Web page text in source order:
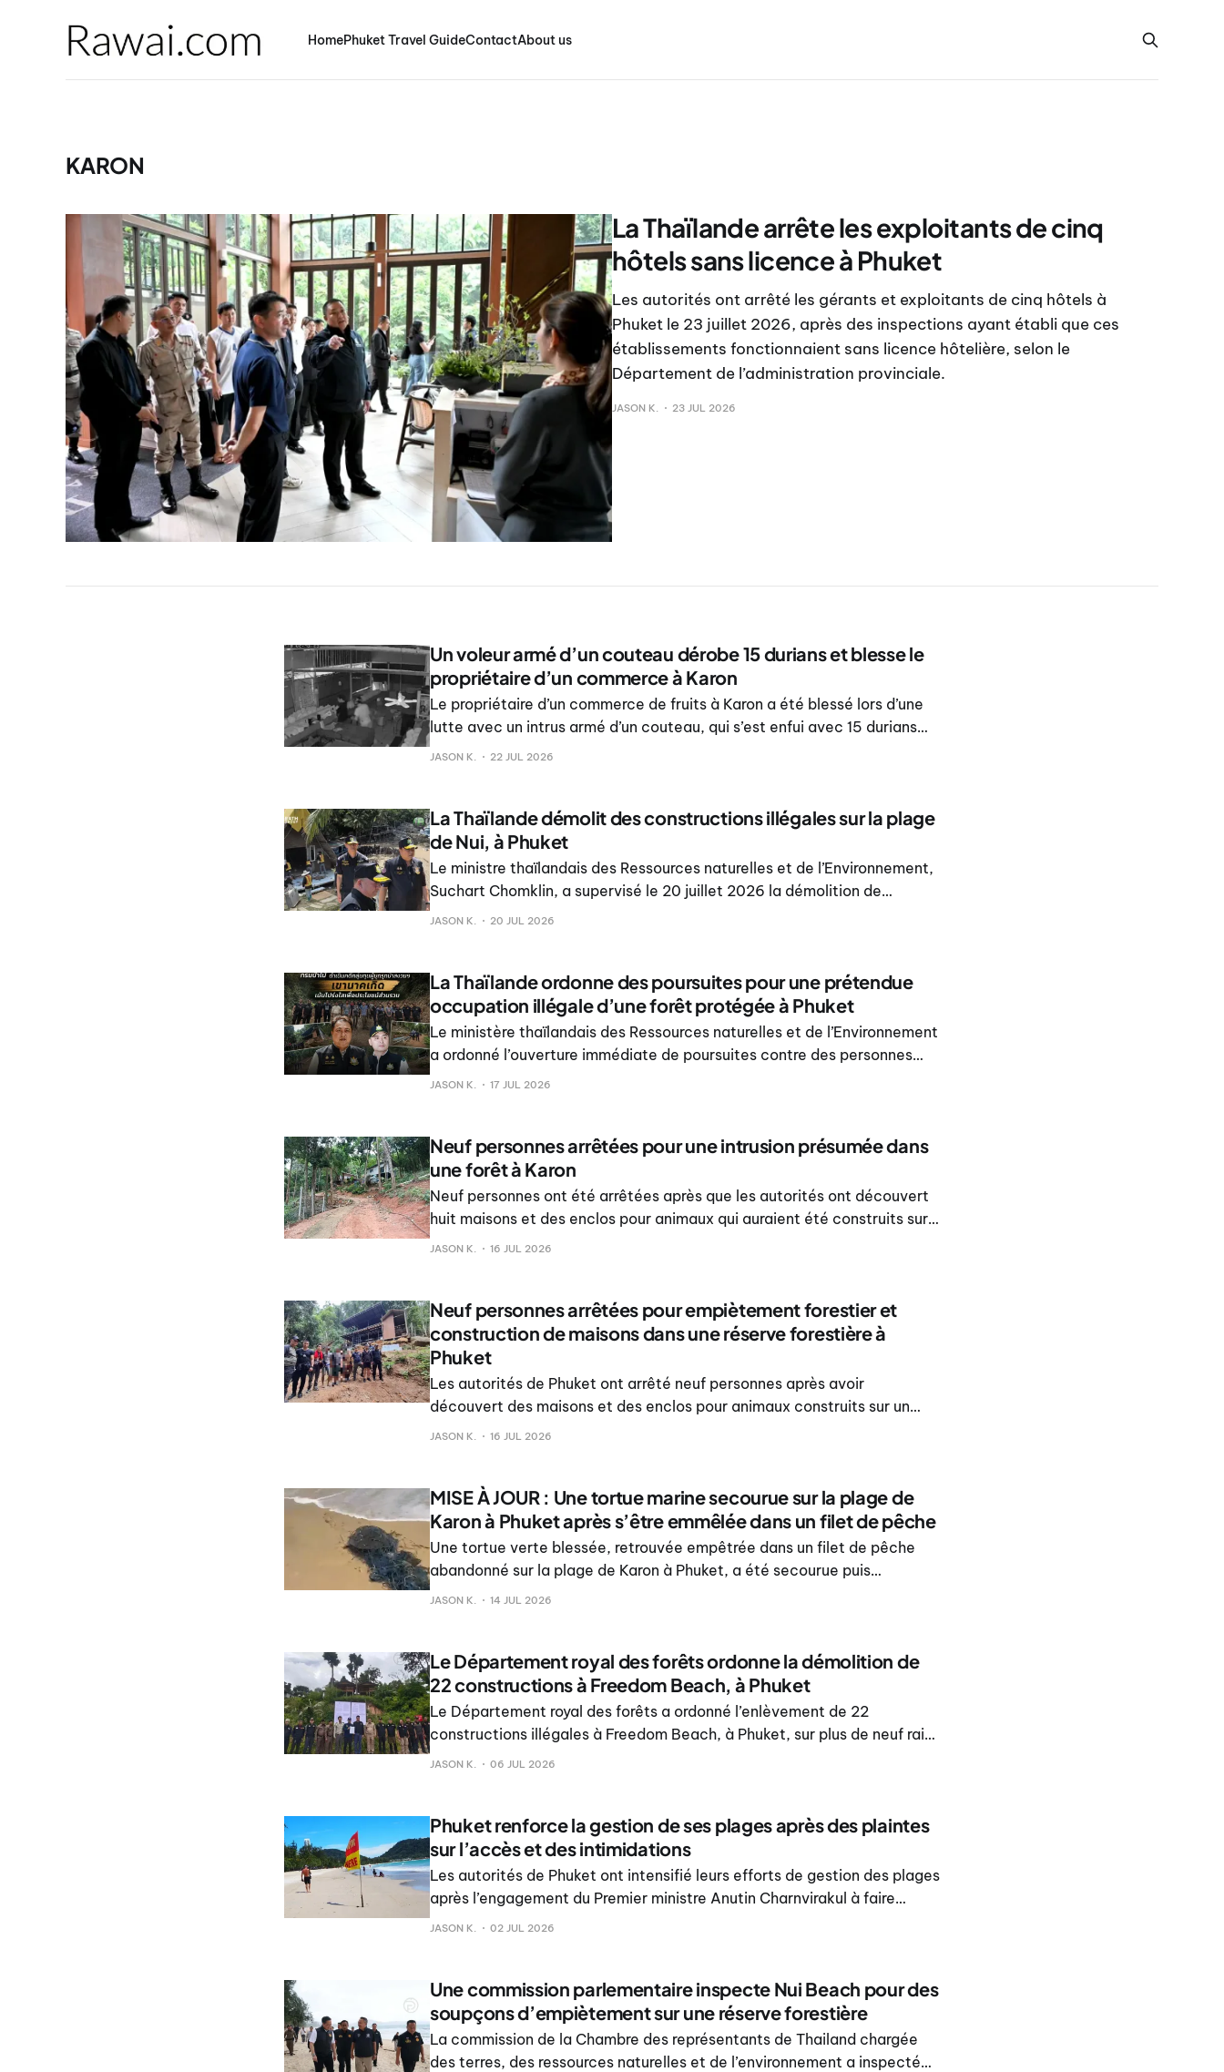
HomePhuket Travel GuideContactAbout us
KARON
La Thaïlande arrête les exploitants de cinq
hôtels sans licence à Phuket
Les autorités ont arrêté les gérants et exploitants de cinq hôtels à
Phuket le 23 juillet 2026, après des inspections ayant établi que ces
établissements fonctionnaient sans licence hôtelière, selon le
Département de l’administration provinciale.
JASON K. 23 JUL 2026
Un voleur armé d’un couteau dérobe 15 durians et blesse le
propriétaire d’un commerce à Karon
Le propriétaire d’un commerce de fruits à Karon a été blessé lors d’une
lutte avec un intrus armé d’un couteau, qui s’est enfui avec 15 durians
premium Monthong d’une valeur d’environ 4 000 bahts, selon les
JASON K. 22 JUL 2026
La Thaïlande démolit des constructions illégales sur la plage
de Nui, à Phuket
Le ministre thaïlandais des Ressources naturelles et de l’Environnement,
Suchart Chomklin, a supervisé le 20 juillet 2026 la démolition de
constructions illégales sur la plage de Nui, à Karon, Phuket, dans le
JASON K. 20 JUL 2026
La Thaïlande ordonne des poursuites pour une prétendue
occupation illégale d’une forêt protégée à Phuket
Le ministère thaïlandais des Ressources naturelles et de l’Environnement
a ordonné l’ouverture immédiate de poursuites contre des personnes
accusées d’avoir défriché et construit sur des terres forestières
JASON K. 17 JUL 2026
Neuf personnes arrêtées pour une intrusion présumée dans
une forêt à Karon
Neuf personnes ont été arrêtées après que les autorités ont découvert
huit maisons et des enclos pour animaux qui auraient été construits sur
des terres forestières protégées, a indiqué le bureau du district de
JASON K. 16 JUL 2026
Neuf personnes arrêtées pour empiètement forestier et
construction de maisons dans une réserve forestière à
Phuket
Les autorités de Phuket ont arrêté neuf personnes après avoir
découvert des maisons et des enclos pour animaux construits sur un
terrain identifié comme faisant partie de la forêt nationale protégée de
JASON K. 16 JUL 2026
MISE À JOUR : Une tortue marine secourue sur la plage de
Karon à Phuket après s’être emmêlée dans un filet de pêche
Une tortue verte blessée, retrouvée empêtrée dans un filet de pêche
abandonné sur la plage de Karon à Phuket, a été secourue puis
transférée dans un centre de réhabilitation marine.
JASON K. 14 JUL 2026
Le Département royal des forêts ordonne la démolition de
22 constructions à Freedom Beach, à Phuket
Le Département royal des forêts a ordonné l’enlèvement de 22
constructions illégales à Freedom Beach, à Phuket, sur plus de neuf rai
de forêt classée, d’ici au 5 août 2026.
JASON K. 06 JUL 2026
Phuket renforce la gestion de ses plages après des plaintes
sur l’accès et des intimidations
Les autorités de Phuket ont intensifié leurs efforts de gestion des plages
après l’engagement du Premier ministre Anutin Charnvirakul à faire
preuve d’une tolérance zéro face aux intimidations et aux restrictions
JASON K. 02 JUL 2026
Une commission parlementaire inspecte Nui Beach pour des
soupçons d’empiètement sur une réserve forestière
La commission de la Chambre des représentants de Thailand chargée
des terres, des ressources naturelles et de l’environnement a inspecté